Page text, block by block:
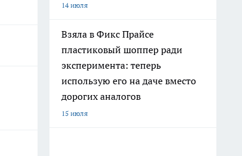
14 июля
Взяла в Фикс Прайсе
пластиковый шоппер ради
эксперимента: теперь
использую его на даче вместо
дорогих аналогов
15 июля